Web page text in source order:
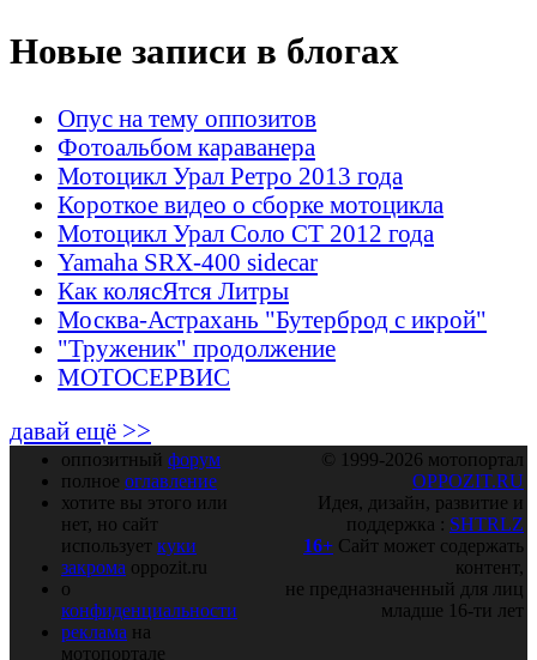
Новые записи в блогах
Опус на тему оппозитов
Фотоальбом караванера
Мотоцикл Урал Ретро 2013 года
Короткое видео о сборке мотоцикла
Мотоцикл Урал Соло СТ 2012 года
Yamaha SRX-400 sidecar
Как колясЯтся Литры
Москва-Астрахань "Бутерброд с икрой"
"Труженик" продолжение
МОТОСЕРВИС
давай ещё >>
оппозитный форум
полное оглавление
хотите вы этого или
нет, но сайт
использует куки
закрома oppozit.ru
о
конфиденциальности
реклама на
мотопортале
© 1999-2026 мотопортал
OPPOZIT.RU
Идея, дизайн, развитие и
поддержка : SHTRLZ
16+ Сайт может содержать
контент,
не предназначенный для лиц
младше 16-ти лет